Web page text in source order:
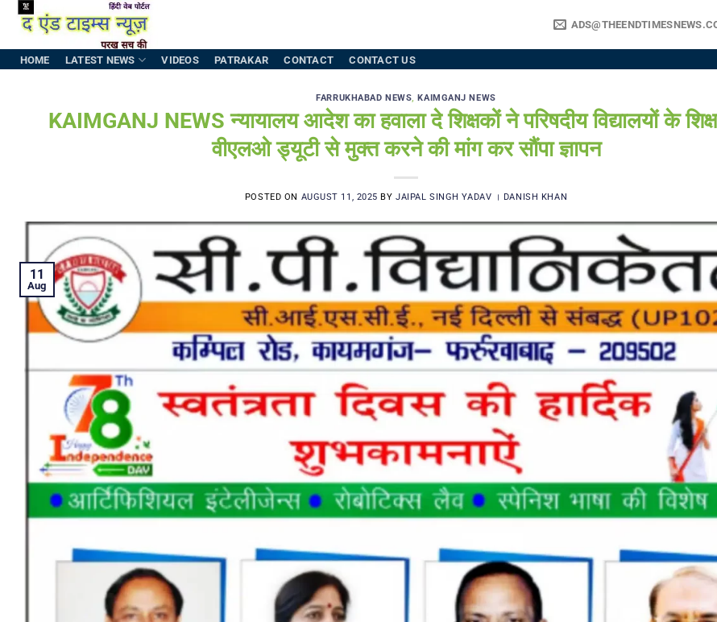
Skip
content
HOME LATEST NEWS VIDEOS PATRAKAR CONTACT CONTACT US
FARRUKHABAD NEWS,KAIMGANJ NEWS
KAIMGANJ NEWS न्यायालय आदेश का हवाला दे शिक्षकों ने परिषदीय विद्यालयों के
वीएलओ ड्यूटी से मुक्त करने की मांग कर सौंपा ज्ञापन
POSTED ON AUGUST 11, 2025 BYJAIPAL SINGH YADAV । DANISH KHAN
11
Aug